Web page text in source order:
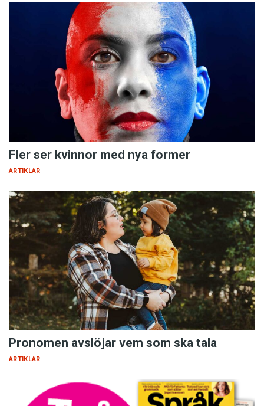
Fler ser kvinnor med nya former
ARTIKLAR
Pronomen avslöjar vem som ska tala
ARTIKLAR